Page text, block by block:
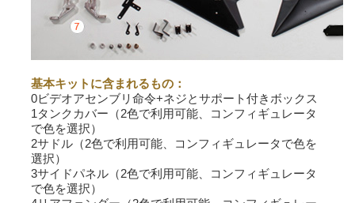
基本キットに含まれるもの：
0ビデオアセンブリ命令+ネジとサポート付きボックス
1タンクカバー（2色で利用可能、コンフィギュレータ
で色を選択）
2サドル（2色で利用可能、コンフィギュレータで色を
選択）
3サイドパネル（2色で利用可能、コンフィギュレータ
で色を選択）